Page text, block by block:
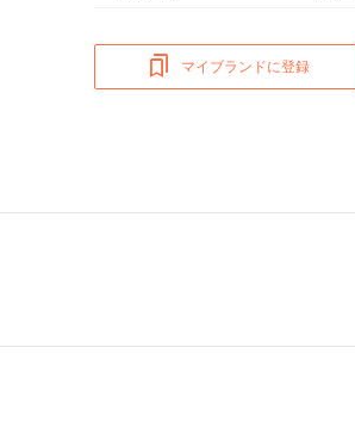
マイブランドに登録